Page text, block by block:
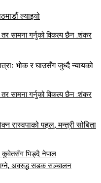
ल्याइयो
भोक र घाउसँग जुध्दै न्यायको
रास्वपाको पहल, मन्त्री सोबिता
भिड्दै नेपाल
अवरुद्ध सडक सञ्चालन